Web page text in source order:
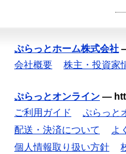
ぷらっとホーム株式会社
会社概要
株主・投資家
ぷらっとオンライン —
ご利用ガイド
ぷらっと
配送・決済について
よ
個人情報取り扱い方針